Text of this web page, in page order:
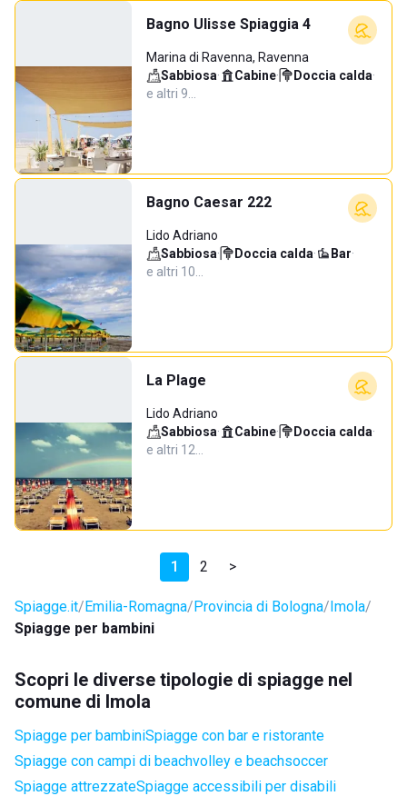
Bagno Ulisse Spiaggia 4
Marina di Ravenna, Ravenna
Sabbiosa· Cabine· Doccia calda·
e altri 9…
Bagno Caesar 222
Lido Adriano
Sabbiosa· Doccia calda· Bar·
e altri 10…
La Plage
Lido Adriano
Sabbiosa· Cabine· Doccia calda·
e altri 12…
1 2 >
Spiagge.it Emilia-Romagna Provincia di Bologna Imola
Spiagge per bambini
Scopri le diverse tipologie di spiagge nel
comune di Imola
Spiagge per bambiniSpiagge con bar e ristorante
Spiagge con campi di beachvolley e beachsoccer
Spiagge attrezzateSpiagge accessibili per disabili